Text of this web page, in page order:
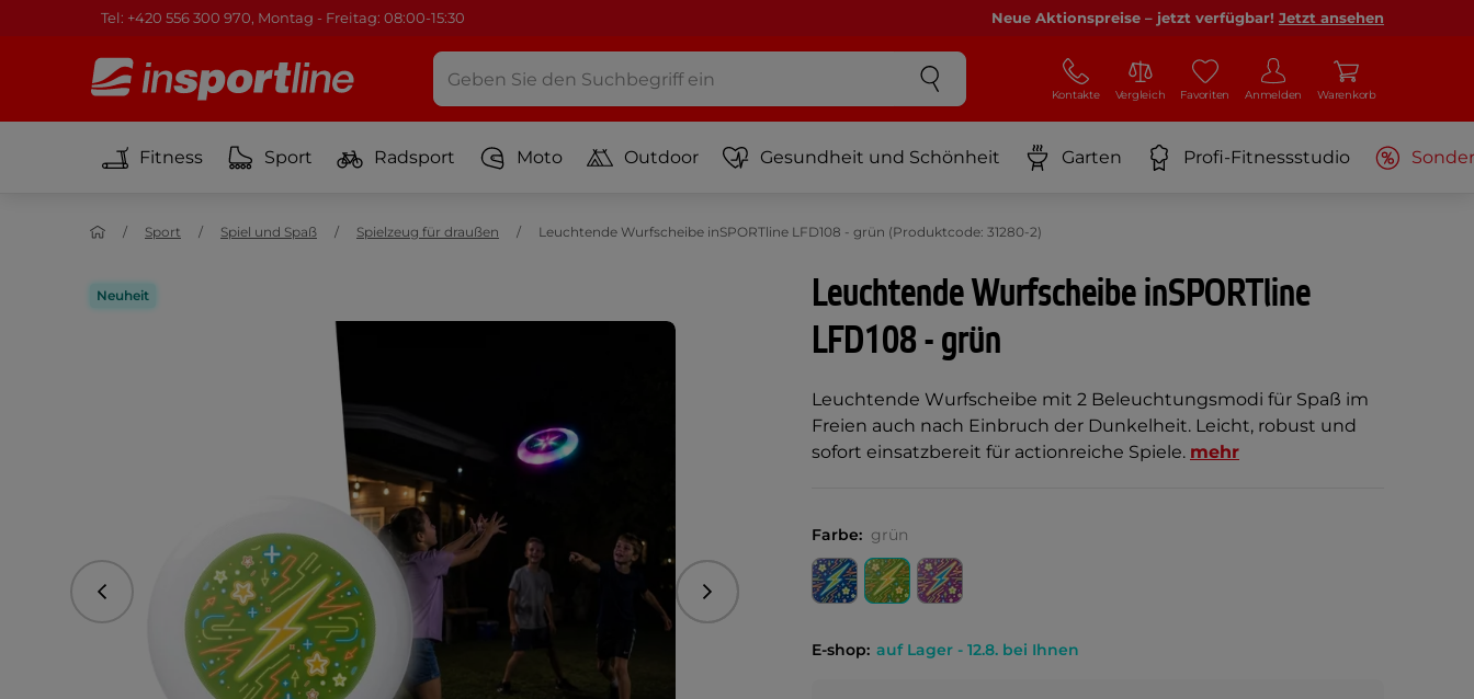
Tel: +420 556 300 970, Montag - Freitag: 08:00-15:30 Neue Aktionspreise – jetzt verfügbar! Jetzt ansehen
Kontakte Vergleich Favoriten Anmelden Warenkorb
Fitness Sport Radsport Moto Outdoor Gesundheit und Schönheit Garten Profi-Fitnessstudio
Sport Spiel und Spaß Spielzeug für draußen Leuchtende Wurfscheibe inSPORTline LFD108 - grün (Produktcode: 31280-2)
Leuchtende Wurfscheibe inSPORTline
LFD108 - grün
Leuchtende Wurfscheibe mit 2 Beleuchtungsmodi für Spaß im
Freien auch nach Einbruch der Dunkelheit. Leicht, robust und
sofort einsatzbereit für actionreiche Spiele. mehr
Neuheit
vorhergehend Folgend
Farbe: grün
E-shop: auf Lager - 12.8. bei Ihnen